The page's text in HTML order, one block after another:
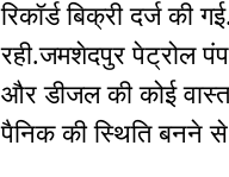
रिकॉर्ड बिक्री दर्ज की
रही.जमशेदपुर पेट्रोल
और डीजल की कोई
पैनिक की स्थिति बनने